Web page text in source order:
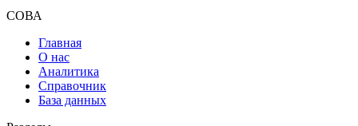
СОВА
Главная
О нас
Аналитика
Справочник
База данных